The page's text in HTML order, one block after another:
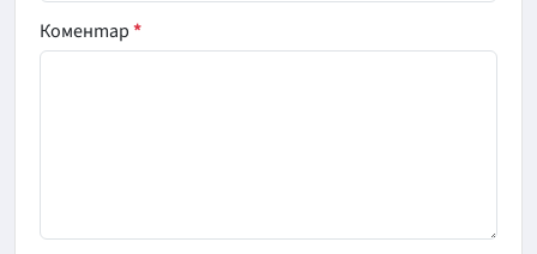
Коментар*